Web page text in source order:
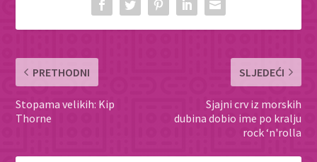
PRETHODNI
Stopama velikih: Kip
Thorne
SLJEDEĆI
Sjajni crv iz morskih
dubina dobio ime po kralju
rock ‘n'rolla